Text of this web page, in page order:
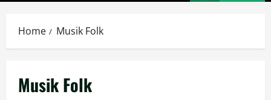
Home Musik Folk
Musik Folk